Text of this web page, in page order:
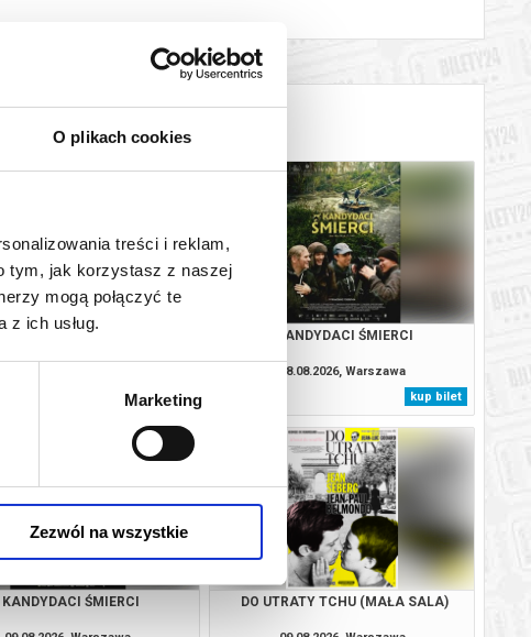
O plikach cookies
treści i reklam,
tym, jak korzystasz z naszej
mogą połączyć te
z ich usług.
Marketing
Zezwól na wszystkie
SAPIENS? (MAŁA SALA)
kup bilet
KANDYDACI ŚMIERCI
08.08.2026, Warszawa
kup bilet
KANDYDACI ŚMIERCI DO UTRATY TCHU (MAŁA SALA)